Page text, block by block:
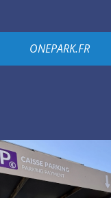
ONEPARK.FR